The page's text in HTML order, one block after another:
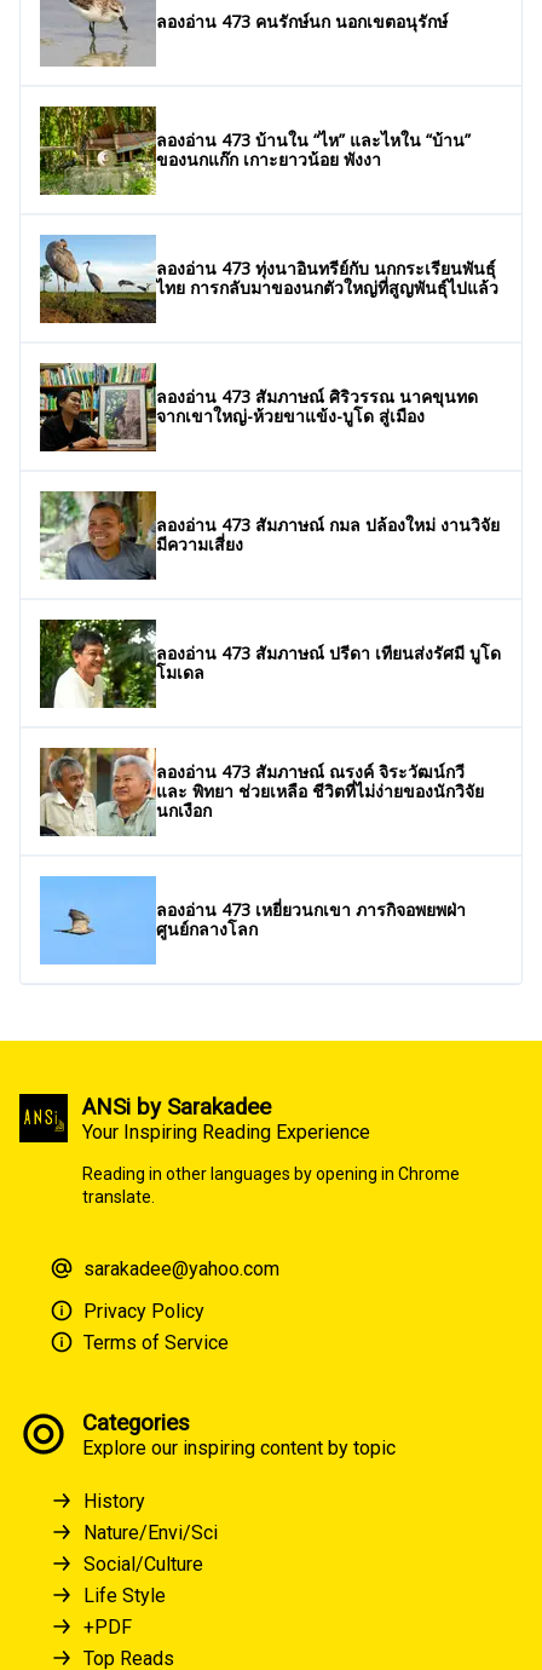
ลองอ่าน 473 คนรักษ์นก นอกเขตอนุรักษ์
ลองอ่าน 473 บ้านใน “ไห” และไหใน “บ้าน”
ของนกแก๊ก เกาะยาวน้อย พังงา
ลองอ่าน 473 ทุ่งนาอินทรีย์กับ นกกระเรียนพันธุ์
ไทย การกลับมาของนกตัวใหญ่ที่สูญพันธุ์ไปแล้ว
ลองอ่าน 473 สัมภาษณ์ ศิริวรรณ นาคขุนทด
จากเขาใหญ่-ห้วยขาแข้ง-บูโด สู่เมือง
ลองอ่าน 473 สัมภาษณ์ กมล ปล้องใหม่ งานวิจัย
มีความเสี่ยง
ลองอ่าน 473 สัมภาษณ์ ปรีดา เทียนส่งรัศมี บูโด
โมเดล
ลองอ่าน 473 สัมภาษณ์ ณรงค์ จิระวัฒน์กวี
และ พิทยา ช่วยเหลือ ชีวิตที่ไม่ง่ายของนักวิจัย
นกเงือก
ลองอ่าน 473 เหยี่ยวนกเขา ภารกิจอพยพฝ่า
ศูนย์กลางโลก
ANSi by Sarakadee
Your Inspiring Reading Experience
Reading in other languages by opening in Chrome
translate.
sarakadee@yahoo.com
Privacy Policy
Terms of Service
Categories
Explore our inspiring content by topic
History
Nature/Envi/Sci
Social/Culture
Life Style
+PDF
Top Reads